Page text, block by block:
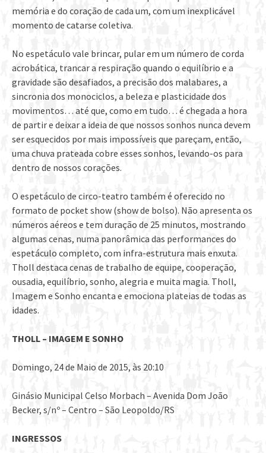
memória e do coração de cada um, com um inexplicável
momento de catarse coletiva.
No espetáculo vale brincar, pular em um número de corda
acrobática, trancar a respiração quando o equilíbrio e a
gravidade são desafiados, a precisão dos malabares, a
sincronia dos monociclos, a beleza e plasticidade dos
movimentos… até que, como em tudo… é chegada a hora
de partir e deixar a ideia de que nossos sonhos nunca devem
ser esquecidos por mais impossíveis que pareçam, então,
uma chuva prateada cobre esses sonhos, levando-os para
dentro de nossos corações.
O espetáculo de circo-teatro também é oferecido no
formato de pocket show (show de bolso). Não apresenta os
números aéreos e tem duração de 25 minutos, mostrando
algumas cenas, numa panorâmica das performances do
espetáculo completo, com infra-estrutura mais enxuta.
Tholl destaca cenas de trabalho de equipe, cooperação,
ousadia, equilíbrio, sonho, alegria e muita magia. Tholl,
Imagem e Sonho encanta e emociona plateias de todas as
idades.
THOLL – IMAGEM E SONHO
Domingo, 24 de Maio de 2015, às 20:10
Ginásio Municipal Celso Morbach – Avenida Dom João
Becker, s/nº – Centro – São Leopoldo/RS
INGRESSOS